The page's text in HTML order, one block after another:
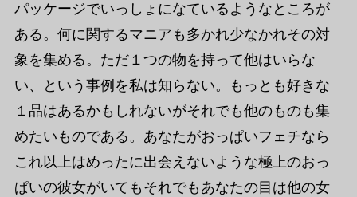
パッケージでいっしょになているようなところが
ある。何に関するマニアも多かれ少なかれその対
象を集める。ただ１つの物を持って他はいらな
い、という事例を私は知らない。もっとも好きな
１品はあるかもしれないがそれでも他のものも集
めたいものである。あなたがおっぱいフェチなら
これ以上はめったに出会えないような極上のおっ
ぱいの彼女がいてもそれでもあなたの目は他の女